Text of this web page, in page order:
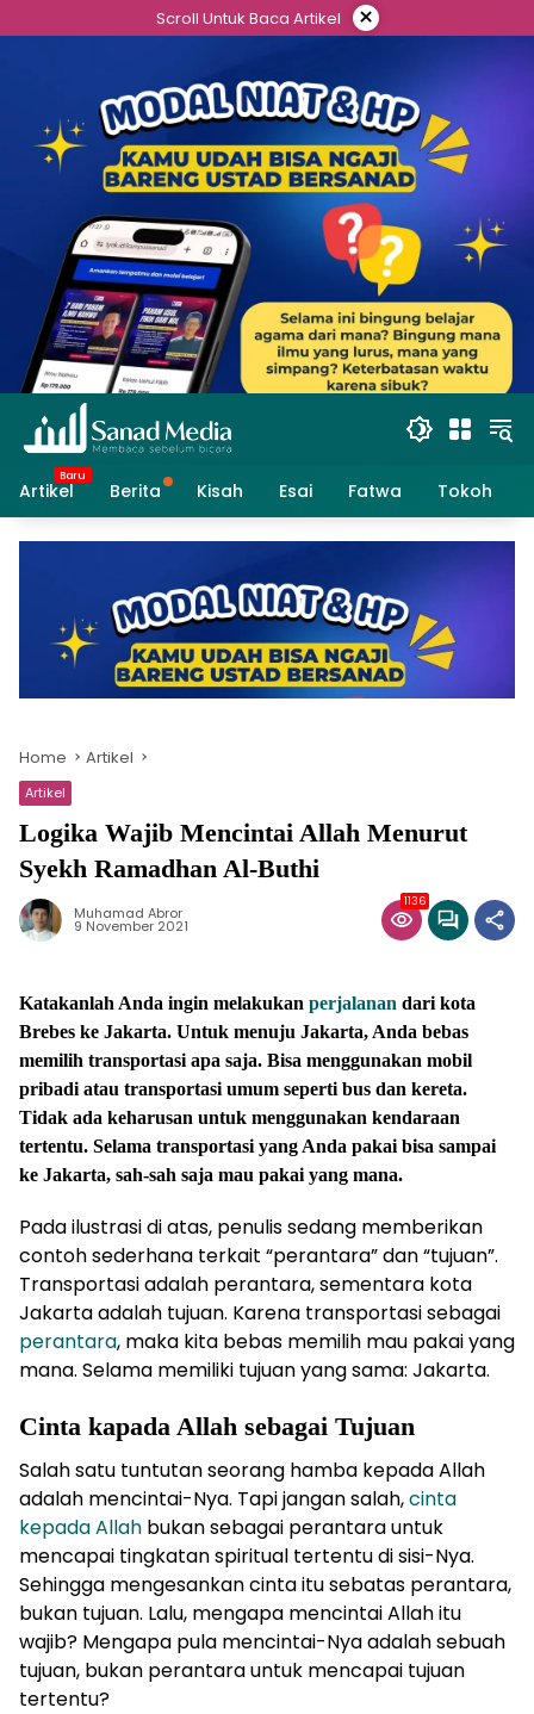
to
Scroll Untuk Baca Artikel ×
Artikel Berita Kisah Esai Fatwa Tokoh
Home Artikel
Artikel
Logika Wajib Mencintai Allah Menurut
Syekh Ramadhan Al-Buthi
Muhamad Abror
9 November 2021
1136
Katakanlah Anda ingin melakukan perjalanan dari kota
Brebes ke Jakarta. Untuk menuju Jakarta, Anda bebas
memilih transportasi apa saja. Bisa menggunakan mobil
pribadi atau transportasi umum seperti bus dan kereta.
Tidak ada keharusan untuk menggunakan kendaraan
tertentu. Selama transportasi yang Anda pakai bisa sampai
ke Jakarta, sah-sah saja mau pakai yang mana.
Pada ilustrasi di atas, penulis sedang memberikan
contoh sederhana terkait “perantara” dan “tujuan”.
Transportasi adalah perantara, sementara kota
Jakarta adalah tujuan. Karena transportasi sebagai
perantara, maka kita bebas memilih mau pakai yang
mana. Selama memiliki tujuan yang sama: Jakarta.
Cinta kapada Allah sebagai Tujuan
Salah satu tuntutan seorang hamba kepada Allah
adalah mencintai-Nya. Tapi jangan salah,cinta
kepada Allah bukan sebagai perantara untuk
mencapai tingkatan spiritual tertentu di sisi-Nya.
Sehingga mengesankan cinta itu sebatas perantara,
bukan tujuan. Lalu, mengapa mencintai Allah itu
wajib? Mengapa pula mencintai-Nya adalah sebuah
tujuan, bukan perantara untuk mencapai tujuan
tertentu?